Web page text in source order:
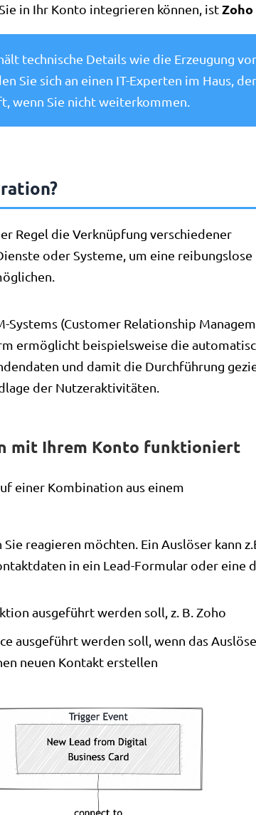
in Ihr Konto integrieren können, istZoho
technische Details wie die Erzeugung
Sie sich an einen IT-Experten im Haus,
wenn Sie nicht weiterkommen.
Regel die Verknüpfung verschiedener
oder Systeme, um eine
Systems (Customer Relationship
ermöglicht beispielsweise die
und damit die Durchführung
der Nutzeraktivitäten.
mit Ihrem Konto funktioniert
einer Kombination aus einem
Sie reagieren möchten. Ein Auslöser kann
in ein Lead-Formular oder eine
ausgeführt werden soll, z. B. Zoho
ausgeführt werden soll, wenn das
neuen Kontakt erstellen